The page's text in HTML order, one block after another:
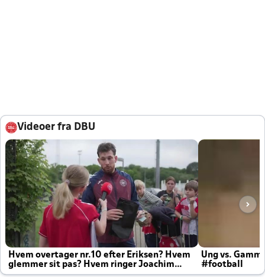
Videoer fra DBU
Hvem overtager nr.10 efter Eriksen? Hvem
glemmer sit pas? Hvem ringer Joachim
altid til efter kampe?
Ung vs.
#football